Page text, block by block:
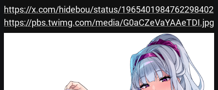
https://x.com/hidebou/status/1965401984762298402
https://pbs.twimg.com/media/G0aCZeVaYAAeTDI.jpg